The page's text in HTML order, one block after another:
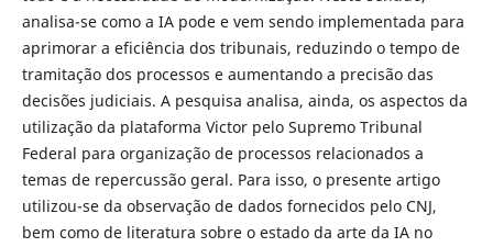
analisa-se como a IA pode e vem sendo implementada para
aprimorar a eficiência dos tribunais, reduzindo o tempo de
tramitação dos processos e aumentando a precisão das
decisões judiciais. A pesquisa analisa, ainda, os aspectos da
utilização da plataforma Victor pelo Supremo Tribunal
Federal para organização de processos relacionados a
temas de repercussão geral. Para isso, o presente artigo
utilizou-se da observação de dados fornecidos pelo CNJ,
bem como de literatura sobre o estado da arte da IA no